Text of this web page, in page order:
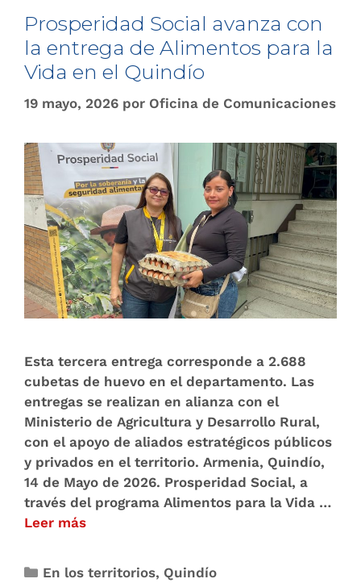
Prosperidad Social avanza con
la entrega de Alimentos para la
Vida en el Quindío
19 mayo, 2026 por Oficina de Comunicaciones
Esta tercera entrega corresponde a 2.688
cubetas de huevo en el departamento. Las
entregas se realizan en alianza con el
Ministerio de Agricultura y Desarrollo Rural,
con el apoyo de aliados estratégicos públicos
y privados en el territorio. Armenia, Quindío,
14 de Mayo de 2026. Prosperidad Social, a
través del programa Alimentos para la Vida …
Leer más
En los territorios, Quindío